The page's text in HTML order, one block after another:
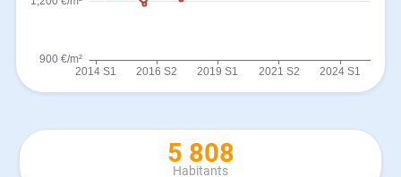
5 808
Habitants